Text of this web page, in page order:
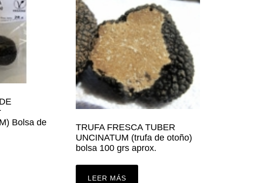
Bolsa de
TRUFA FRESCA TUBER
UNCINATUM (trufa de otoño)
bolsa 100 grs aprox.
LEER MÁS